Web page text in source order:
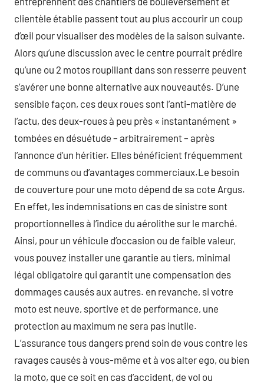
clientèle établie passent tout au plus accourir un coup
d’œil pour visualiser des modèles de la saison suivante.
Alors qu’une discussion avec le centre pourrait prédire
qu’une ou 2 motos roupillant dans son resserre peuvent
s’avérer une bonne alternative aux nouveautés. D’une
sensible façon, ces deux roues sont l’anti-matière de
l’actu, des deux-roues à peu près « instantanément »
tombées en désuétude – arbitrairement – après
l’annonce d’un héritier. Elles bénéficient fréquemment
de communs ou d’avantages commerciaux.Le besoin
de couverture pour une moto dépend de sa cote Argus.
En effet, les indemnisations en cas de sinistre sont
proportionnelles à l’indice du aérolithe sur le marché.
Ainsi, pour un véhicule d’occasion ou de faible valeur,
vous pouvez installer une garantie au tiers, minimal
légal obligatoire qui garantit une compensation des
dommages causés aux autres. en revanche, si votre
moto est neuve, sportive et de performance, une
protection au maximum ne sera pas inutile.
L’assurance tous dangers prend soin de vous contre les
ravages causés à vous-même et à vos alter ego, ou bien
la moto, que ce soit en cas d’accident, de vol ou